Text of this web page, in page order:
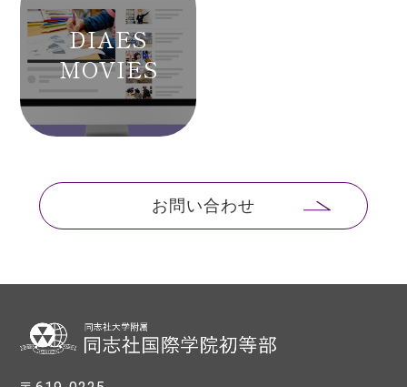
DIAES
MOVIES
お問い合わせ